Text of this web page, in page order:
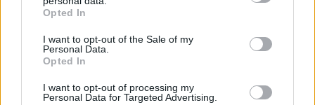
Opted In
I want to opt-out of the Sale of my
Personal Data.
Opted In
I want to opt-out of processing my
Personal Data for Targeted Advertising.
giorno del mio compleanno. Mi basterebbero
anche solo 100 mila euro». E per un film al
cinema? «Servono un produttore, un regista e
un soggetto. Il soggetto ce l'ho, il produttore
no, il regista sì. Quindi quello che manca
sono i soldi». Non mi vorrei intromettere... «Si